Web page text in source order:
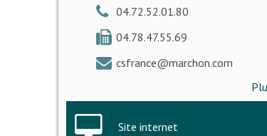
04.72.52.01.80
04.78.47.55.69
csfrance@marchon.com
Site internet